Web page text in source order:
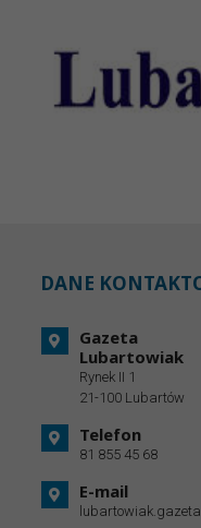
DANE
Gazeta
Lubartowiak
Rynek II 1
21-100 Lubartów
Telefon
81 855 45 68
E-mail